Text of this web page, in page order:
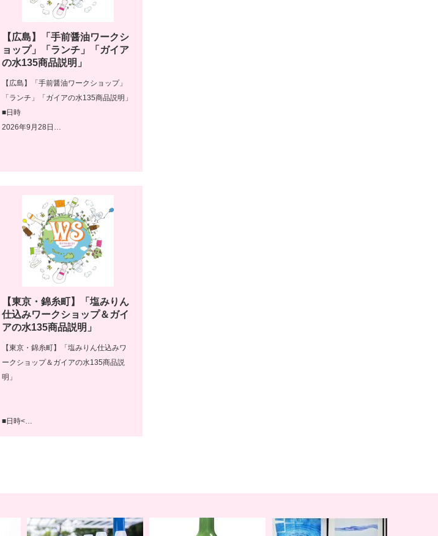
【広島】「手前醤油ワークシ
ョップ」「ランチ」「ガイア
の水135商品説明」
【広島】「手前醤油ワークショップ」
「ランチ」「ガイアの水135商品説明」
■日時
2026年9月28日…
【東京・錦糸町】「塩みりん
仕込みワークショップ＆ガイ
アの水135商品説明」
【東京・錦糸町】「塩みりん仕込みワ
ークショップ＆ガイアの水135商品説
明」
■日時<…